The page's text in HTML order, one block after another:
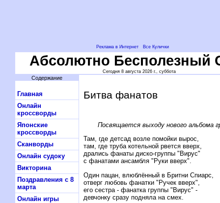
Реклама в Интернет Все Кулички
Абсолютно Бесполезный
Сегодня 8 августа 2026 г., суббота
Содержание
Главная
Онлайн
кроссворды
Японские
кроссворды
Сканворды
Онлайн судоку
Викторина
Поздравления с 8
марта
Онлайн игры
Битва фанатов
Посвящается выходу нового альбома
Там, где детсад возле помойки вырос,
там, где труба котельной рвется вверх,
дрались фанаты диско-группы "Вирус"
с фанатами ансамбля "Руки вверх".
Один пацан, влюблённый в Бритни Спиарс,
отверг любовь фанатки "Ручек вверх",
его сестра - фанатка группы "Вирус" -
девчонку сразу подняла на смех.